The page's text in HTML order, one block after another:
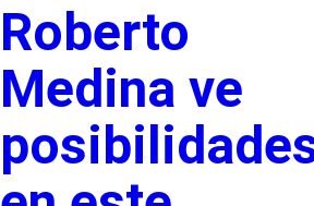
Roberto
Medina ve